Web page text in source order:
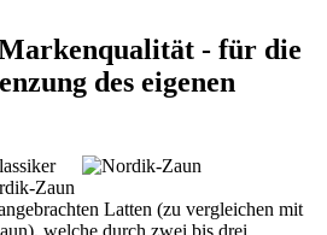
- für die
des eigenen
Zaun
Latten (zu vergleichen mit